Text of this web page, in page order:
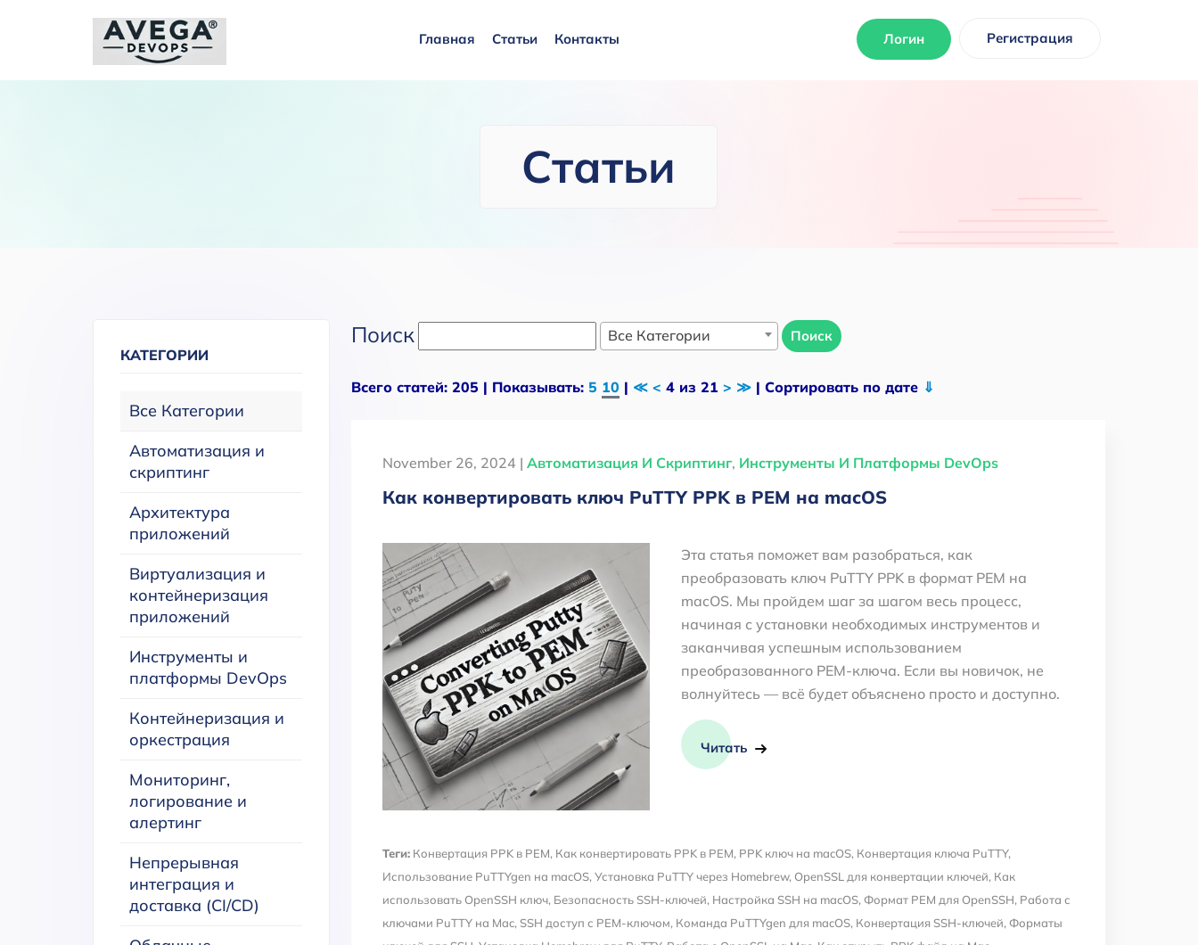
Главная Статьи Контакты Логин Регистрация
Статьи
КАТЕГОРИИ
Все Категории
Автоматизация и
скриптинг
Архитектура
приложений
Виртуализация и
контейнеризация
приложений
Инструменты и
платформы DevOps
Контейнеризация и
оркестрация
Мониторинг,
логирование и
алертинг
Непрерывная
интеграция и
доставка (CI/CD)
Поиск Все Категории Поиск
Всего статей: 205 | Показывать: 5 10 | ≪ < 4 из 21 > ≫ | Сортировать по дате ⇓
November 26, 2024 | Автоматизация И Скриптинг, Инструменты И Платформы DevOps
Как конвертировать ключ PuTTY PPK в PEM на macOS
Эта статья поможет вам разобраться, как
преобразовать ключ PuTTY PPK в формат PEM на
macOS. Мы пройдем шаг за шагом весь процесс,
начиная с установки необходимых инструментов и
заканчивая успешным использованием
преобразованного PEM-ключа. Если вы новичок, не
волнуйтесь — всё будет объяснено просто и доступно.
Читать
Теги: Конвертация PPK в PEM, Как конвертировать PPK в PEM, PPK ключ на macOS, Конвертация ключа PuTTY,
Использование PuTTYgen на macOS,Установка PuTTY через Homebrew, OpenSSL для конвертации ключей, Как
использовать OpenSSH ключ, Безопасность SSH-ключей, Настройка SSH на macOS, Формат PEM для OpenSSH, Работа с
ключами PuTTY на Mac, SSH доступ с PEM-ключом, Команда PuTTYgen для macOS, Конвертация SSH-ключей, Форматы